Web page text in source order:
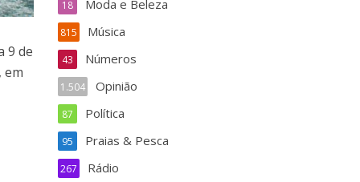
9 de
em
Moda e Beleza
18
Música
815
Números
43
Opinião
1.504
Política
87
Praias & Pesca
95
Rádio
267